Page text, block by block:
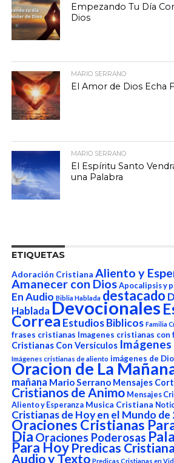
Empezando Tu Día
Dios
MARIO SERRANO
El Amor de Dios Echa
MARIO SERRANO
El Espíritu Santo
una Palabra
ETIQUETAS
Adoración Cristiana Aliento y
Amanecer con Dios Apocalipsis y
En Audio Biblia Hablada destacado
HabladaDevocionales
Correa Estudios Biblicos Familia
frases cristianas Imagenes cristianas con
Cristianas Con Versículos
Imágenes cristianas de aliento imágenes de
Oracion de La
mañana Mario Serrano Mensajes
Cristianos de Animo Mensajes
Aliento y Esperanza Musica Cristiana
Cristianas de Hoy en el Mundo de
Oraciones Cristianas
DiaOraciones Poderosas
Para Hoy Predicas
Audio y Texto Predicas Cristianas en